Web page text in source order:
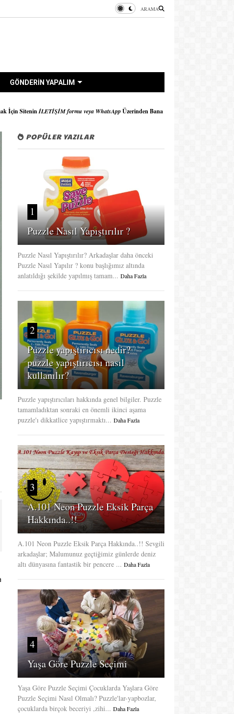
ARAMA
GÖNDERİN YAPALIM
formu veya WhatsAppÜzerinden Bana Ulaşabilirsiniz..!!
POPÜLER YAZILAR
1
Puzzle Nasıl Yapıştırılır ?
Puzzle Nasıl Yapıştırılır? Arkadaşlar daha önceki
Puzzle Nasıl Yapılır ? konu başlığımız altında
anlatıldığı şekilde yapılmış tamam... Daha Fazla
2
Puzzle yapıştırıcısı nedir?
puzzle yapıştırıcısı nasıl
kullanılır?
Puzzle yapıştırıcıları hakkında genel bilgiler. Puzzle
tamamladıktan sonraki en önemli ikinci aşama
puzzle'ı dikkatlice yapıştırmaktı... Daha Fazla
3
A.101 Neon Puzzle Eksik Parça
Hakkında..!!
A.101 Neon Puzzle Eksik Parça Hakkında..!! Sevgili
arkadaşlar; Malumunuz geçtiğimiz günlerde deniz
altı dünyasına fantastik bir pencere ... Daha Fazla
4
Yaşa Göre Puzzle Seçimi
Yaşa Göre Puzzle Seçimi Çocuklarda Yaşlara Göre
Puzzle Seçimi Nasıl Olmalı? Puzzle'lar-yapbozlar,
çocuklarda birçok beceriyi ,zihi... Daha Fazla